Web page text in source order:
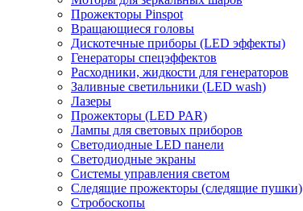
Прожекторы Pinspot
Вращающиеся головы
Дискотечные приборы (LED эффекты)
Генераторы спецэффектов
Расходники, жидкости для генераторов
Заливные светильники (LED wash)
Лазеры
Прожекторы (LED PAR)
Лампы для световых приборов
Светодиодные LED панели
Светодиодные экраны
Системы управления светом
Следящие прожекторы (следящие пушки)
Стробоскопы